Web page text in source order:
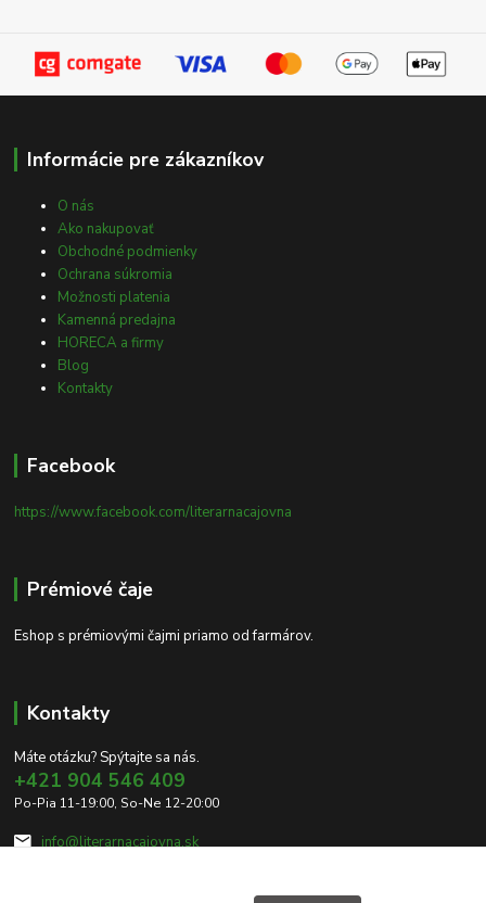
Informácie pre zákazníkov
O nás
Ako nakupovať
Obchodné podmienky
Ochrana súkromia
Možnosti platenia
Kamenná predajna
HORECA a firmy
Blog
Kontakty
Facebook
https://www.facebook.com/literarnacajovna
Prémiové čaje
Eshop s prémiovými čajmi priamo od farmárov.
Kontakty
Máte otázku? Spýtajte sa nás.
+421 904 546 409
Po-Pia 11-19:00, So-Ne 12-20:00
info@literarnacajovna.sk